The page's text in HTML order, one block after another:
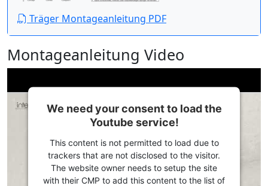
Träger Montageanleitung PDF
Montageanleitung Video
We need your consent to load the
Youtube service!
This content is not permitted to load due to
trackers that are not disclosed to the visitor.
The website owner needs to setup the site
with their CMP to add this content to the list of